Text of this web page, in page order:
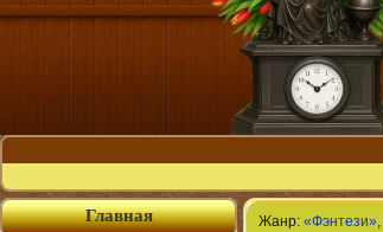
Жанр: «Фэнтези»,
Главная